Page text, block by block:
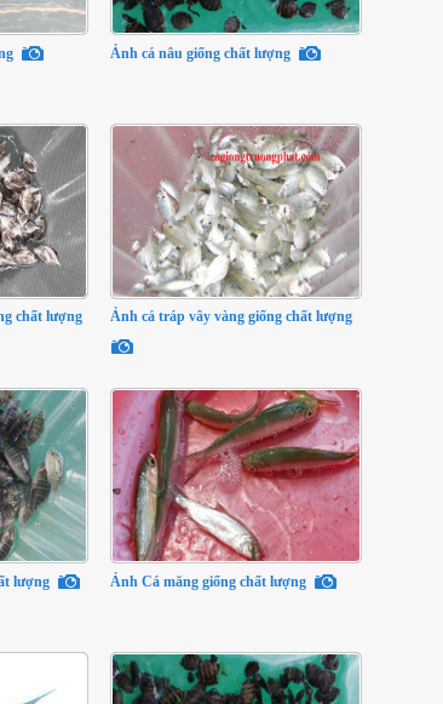
Ảnh cá nâu giống chất lượng
chất lượng Ảnh cá tráp vây vàng giống chất lượng
lượng Ảnh Cá măng giống chất lượng